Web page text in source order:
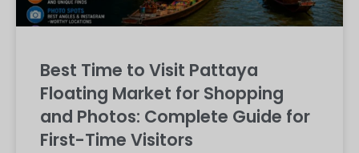
Best Time to Visit Pattaya
Floating Market for Shopping
and Photos: Complete Guide for
First-Time Visitors